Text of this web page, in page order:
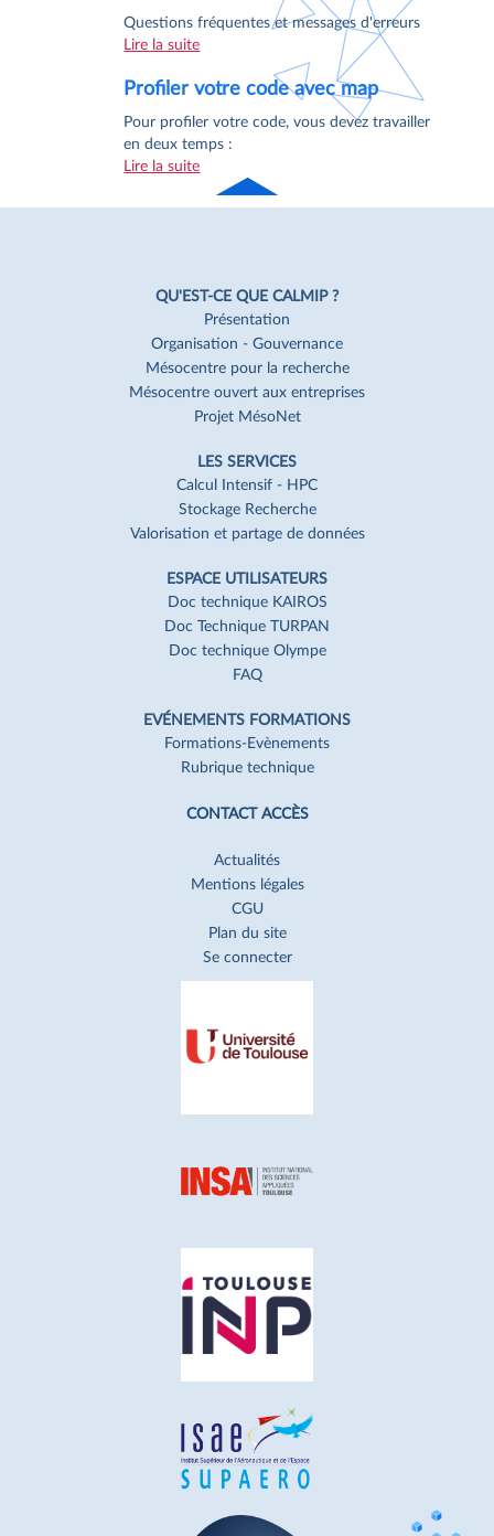
Questions fréquentes et messages d'erreurs
Lire la suite
Profiler votre code avec map
Pour profiler votre code, vous devez travailler
en deux temps :
Lire la suite
de page
QU'EST-CE QUE CALMIP ?
Présentation
Organisation - Gouvernance
Mésocentre pour la recherche
Mésocentre ouvert aux entreprises
Projet MésoNet
LES SERVICES
Calcul Intensif - HPC
Stockage Recherche
Valorisation et partage de données
ESPACE UTILISATEURS
Doc technique KAIROS
Doc Technique TURPAN
Doc technique Olympe
FAQ
EVÉNEMENTS FORMATIONS
Formations-Evènements
Rubrique technique
CONTACT ACCÈS
Actualités
Mentions légales
CGU
Plan du site
Se connecter